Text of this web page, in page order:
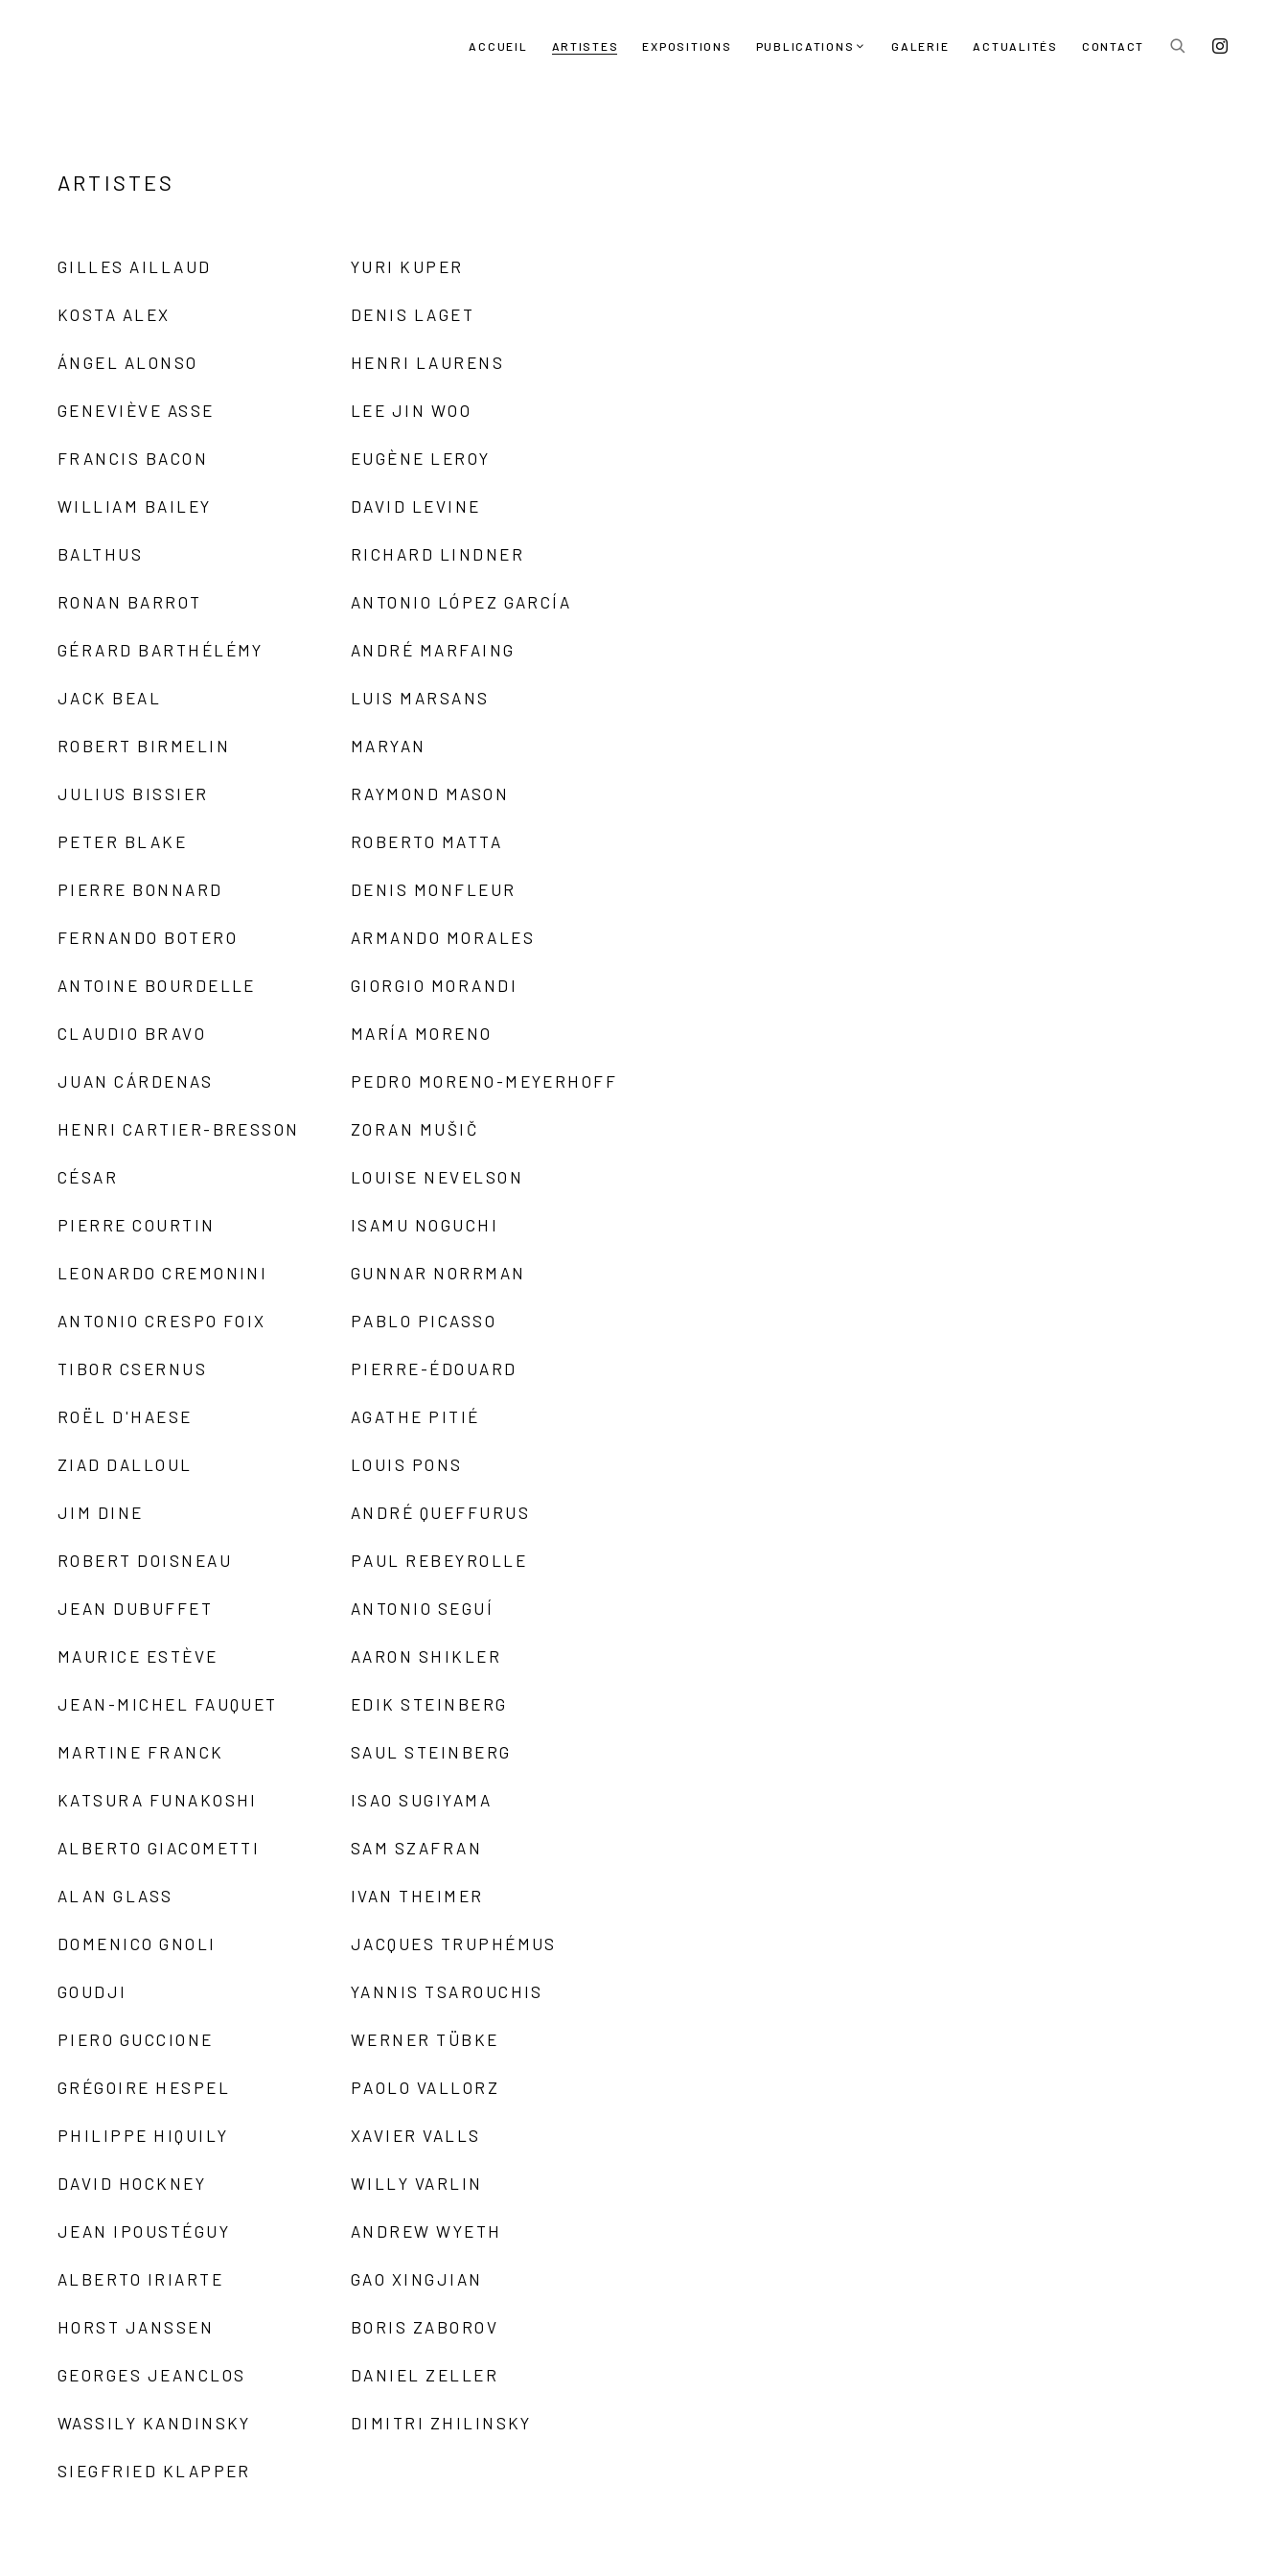
ACCUEIL ARTISTES EXPOSITIONS PUBLICATIONS GALERIE ACTUALITÉS CONTACT
ARTISTES
GILLES AILLAUD
KOSTA ALEX
ÁNGEL ALONSO
GENEVIÈVE ASSE
FRANCIS BACON
WILLIAM BAILEY
BALTHUS
RONAN BARROT
GÉRARD BARTHÉLÉMY
JACK BEAL
ROBERT BIRMELIN
JULIUS BISSIER
PETER BLAKE
PIERRE BONNARD
FERNANDO BOTERO
ANTOINE BOURDELLE
CLAUDIO BRAVO
JUAN CÁRDENAS
HENRI CARTIER-BRESSON
CÉSAR
PIERRE COURTIN
LEONARDO CREMONINI
ANTONIO CRESPO FOIX
TIBOR CSERNUS
ROËL D'HAESE
ZIAD DALLOUL
JIM DINE
ROBERT DOISNEAU
JEAN DUBUFFET
MAURICE ESTÈVE
JEAN-MICHEL FAUQUET
MARTINE FRANCK
KATSURA FUNAKOSHI
ALBERTO GIACOMETTI
ALAN GLASS
DOMENICO GNOLI
GOUDJI
PIERO GUCCIONE
GRÉGOIRE HESPEL
PHILIPPE HIQUILY
DAVID HOCKNEY
JEAN IPOUSTÉGUY
ALBERTO IRIARTE
HORST JANSSEN
GEORGES JEANCLOS
WASSILY KANDINSKY
SIEGFRIED KLAPPER
YURI KUPER
DENIS LAGET
HENRI LAURENS
LEE JIN WOO
EUGÈNE LEROY
DAVID LEVINE
RICHARD LINDNER
ANTONIO LÓPEZ GARCÍA
ANDRÉ MARFAING
LUIS MARSANS
MARYAN
RAYMOND MASON
ROBERTO MATTA
DENIS MONFLEUR
ARMANDO MORALES
GIORGIO MORANDI
MARÍA MORENO
PEDRO MORENO-MEYERHOFF
ZORAN MUŠIČ
LOUISE NEVELSON
ISAMU NOGUCHI
GUNNAR NORRMAN
PABLO PICASSO
PIERRE-ÉDOUARD
AGATHE PITIÉ
LOUIS PONS
ANDRÉ QUEFFURUS
PAUL REBEYROLLE
ANTONIO SEGUÍ
AARON SHIKLER
EDIK STEINBERG
SAUL STEINBERG
ISAO SUGIYAMA
SAM SZAFRAN
IVAN THEIMER
JACQUES TRUPHÉMUS
YANNIS TSAROUCHIS
WERNER TÜBKE
PAOLO VALLORZ
XAVIER VALLS
WILLY VARLIN
ANDREW WYETH
GAO XINGJIAN
BORIS ZABOROV
DANIEL ZELLER
DIMITRI ZHILINSKY